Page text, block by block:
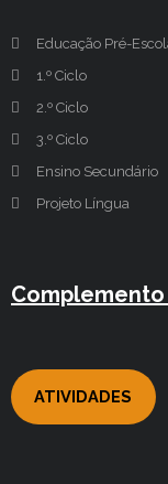
Educação Pré-
1.º Ciclo
2.º Ciclo
3.º Ciclo
Ensino Secundário
Projeto Língua
ATIVIDADES